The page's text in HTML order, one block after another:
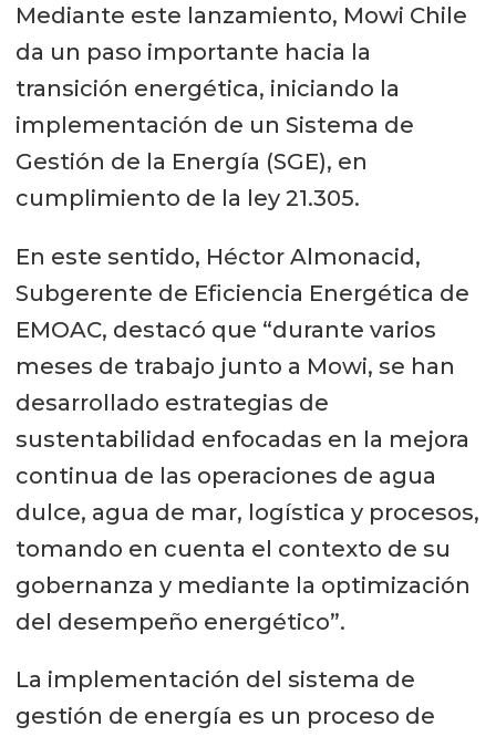
Mediante este lanzamiento, Mowi Chile
da un paso importante hacia la
transición energética, iniciando la
implementación de un Sistema de
Gestión de la Energía (SGE), en
cumplimiento de la ley 21.305.
En este sentido, Héctor Almonacid,
Subgerente de Eficiencia Energética de
EMOAC, destacó que “durante varios
meses de trabajo junto a Mowi, se han
desarrollado estrategias de
sustentabilidad enfocadas en la mejora
continua de las operaciones de agua
dulce, agua de mar, logística y procesos,
tomando en cuenta el contexto de su
gobernanza y mediante la optimización
del desempeño energético”.
La implementación del sistema de
gestión de energía es un proceso de